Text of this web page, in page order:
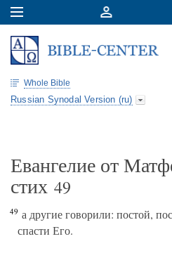
Whole Bible
Russian Synodal Version (ru)
Евангелие от
стих 49
49 а другие говорили: постой,
спасти Его.